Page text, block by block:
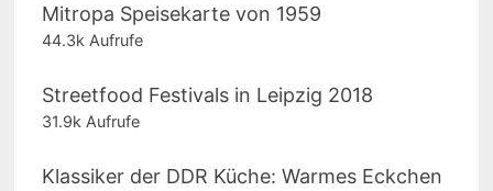
Mitropa Speisekarte von 1959
44.3k Aufrufe
Streetfood Festivals in Leipzig 2018
31.9k Aufrufe
Klassiker der DDR Küche: Warmes Eckchen